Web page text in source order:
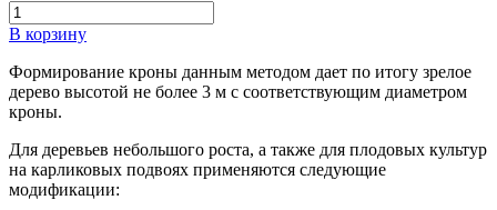
В корзину
Формирование кроны данным методом дает по итогу зрелое
дерево высотой не более 3 м с соответствующим диаметром
кроны.
Для деревьев небольшого роста, а также для плодовых культур
на карликовых подвоях применяются следующие
модификации: